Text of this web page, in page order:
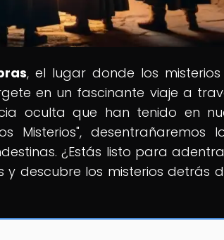
, el lugar donde los
en un fascinante viaje a
oculta que han tenido en
Misterios", desentrañaremos
¿Estás listo para
descubre los misterios detrás